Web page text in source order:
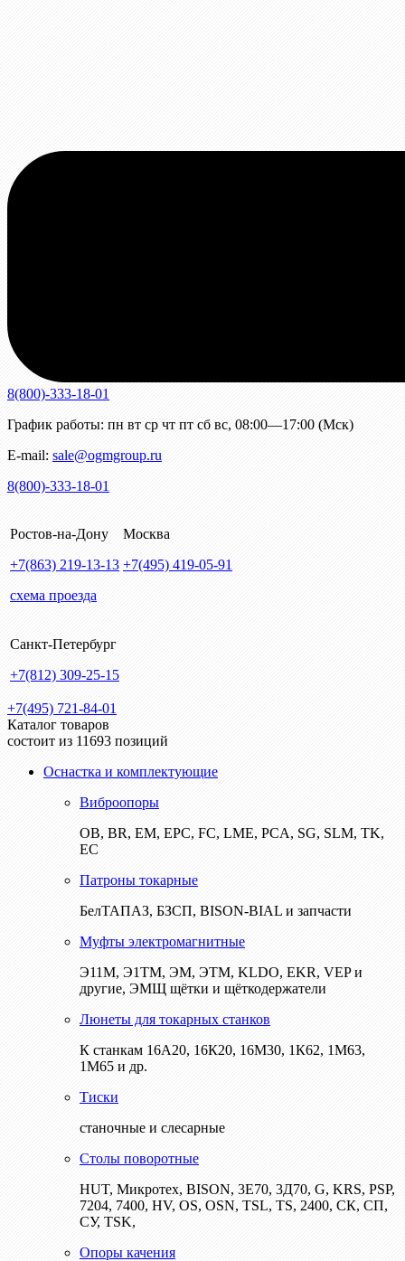
8(800)-333-18-01
График работы: пн вт ср чт пт сб вс, 08:00—17:00 (Мск)
E-mail: sale@ogmgroup.ru
8(800)-333-18-01
Ростов-на-Дону
+7(863) 219-13-13
схема проезда
Москва
+7(495) 419-05-91
Санкт-Петербург
+7(812) 309-25-15
+7(495) 721-84-01
Каталог товаров
состоит из 11693 позиций
Оснастка и комплектующие
Виброопоры
ОВ, BR, EM, EPC, FC, LME, PCA, SG, SLM, TK,
EC
Патроны токарные
БелТАПАЗ, БЗСП, BISON-BIAL и запчасти
Муфты электромагнитные
Э11М, Э1ТМ, ЭМ, ЭТМ, KLDO, EKR, VEP и
другие, ЭМЩ щётки и щёткодержатели
Люнеты для токарных станков
К станкам 16А20, 16К20, 16М30, 1К62, 1М63,
1М65 и др.
Тиски
станочные и слесарные
Столы поворотные
HUT, Микротех, BISON, 3Е70, 3Д70, G, KRS, PSP,
7204, 7400, HV, OS, OSN, TSL, TS, 2400, СК, СП,
СУ, TSK,
Опоры качения